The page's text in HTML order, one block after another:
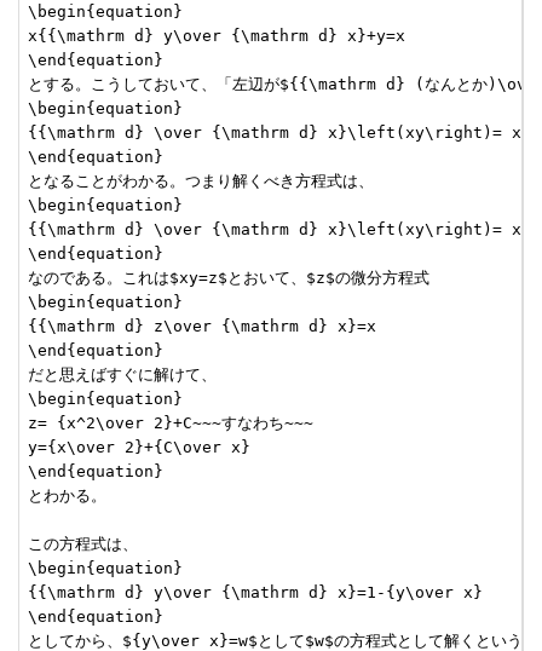
\begin{equation}
x{{\mathrm d} y\over {\mathrm d} x}+y=x
\end{equation}
とする。こうしておいて、「左辺が${{\mathrm d} (なんとか
\begin{equation}
{{\mathrm d} \over {\mathrm d} x}\left(xy\right)=
\end{equation}
となることがわかる。つまり解くべき方程式は、
\begin{equation}
{{\mathrm d} \over {\mathrm d} x}\left(xy\right)= x
\end{equation}
なのである。これは$xy=z$とおいて、$z$の微分方程式
\begin{equation}
{{\mathrm d} z\over {\mathrm d} x}=x
\end{equation}
だと思えばすぐに解けて、
\begin{equation}
z= {x^2\over 2}+C~~~すなわち~~~
y={x\over 2}+{C\over x}
\end{equation}
とわかる。
この方程式は、
\begin{equation}
{{\mathrm d} y\over {\mathrm d} x}=1-{y\over x}
\end{equation}
としてから、${y\over x}=w$として$w$の方程式として解くとい